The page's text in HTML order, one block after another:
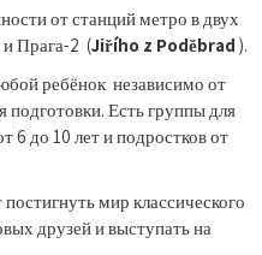
от станций метро в двух
и Прага-2 (Jiřího z Poděbrad ).
ребёнок независимо от
подготовки. Есть группы для
6 до 10 лет и подростков от
мир классического
друзей и выступать на